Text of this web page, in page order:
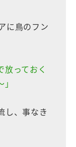
に鳥のフン
っておく
し、事なき